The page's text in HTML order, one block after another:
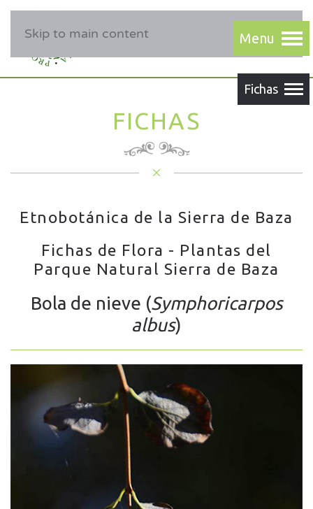
Skip to main content
FICHAS
Etnobotánica de la Sierra de Baza
Fichas de Flora - Plantas del
Parque Natural Sierra de Baza
Bola de nieve (Symphoricarpos
albus)